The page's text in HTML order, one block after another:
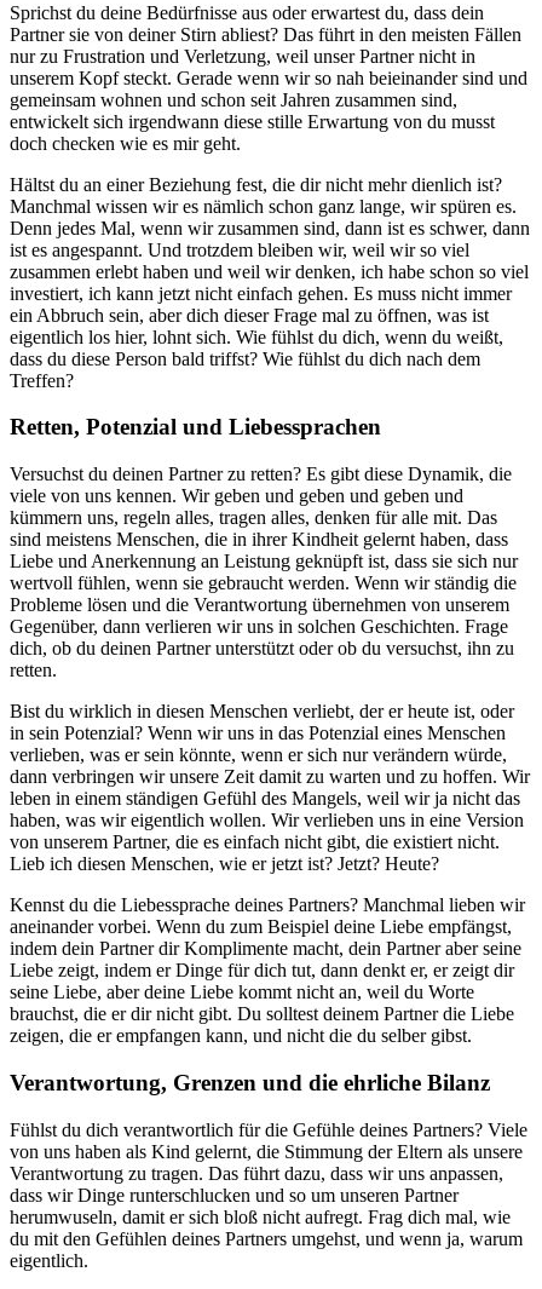
Sprichst du deine Bedürfnisse aus oder erwartest du, dass dein
Partner sie von deiner Stirn abliest? Das führt in den meisten Fällen
nur zu Frustration und Verletzung, weil unser Partner nicht in
unserem Kopf steckt. Gerade wenn wir so nah beieinander sind und
gemeinsam wohnen und schon seit Jahren zusammen sind,
entwickelt sich irgendwann diese stille Erwartung von du musst
doch checken wie es mir geht.
Hältst du an einer Beziehung fest, die dir nicht mehr dienlich ist?
Manchmal wissen wir es nämlich schon ganz lange, wir spüren es.
Denn jedes Mal, wenn wir zusammen sind, dann ist es schwer, dann
ist es angespannt. Und trotzdem bleiben wir, weil wir so viel
zusammen erlebt haben und weil wir denken, ich habe schon so viel
investiert, ich kann jetzt nicht einfach gehen. Es muss nicht immer
ein Abbruch sein, aber dich dieser Frage mal zu öffnen, was ist
eigentlich los hier, lohnt sich. Wie fühlst du dich, wenn du weißt,
dass du diese Person bald triffst? Wie fühlst du dich nach dem
Treffen?
Retten, Potenzial und Liebessprachen
Versuchst du deinen Partner zu retten? Es gibt diese Dynamik, die
viele von uns kennen. Wir geben und geben und geben und
kümmern uns, regeln alles, tragen alles, denken für alle mit. Das
sind meistens Menschen, die in ihrer Kindheit gelernt haben, dass
Liebe und Anerkennung an Leistung geknüpft ist, dass sie sich nur
wertvoll fühlen, wenn sie gebraucht werden. Wenn wir ständig die
Probleme lösen und die Verantwortung übernehmen von unserem
Gegenüber, dann verlieren wir uns in solchen Geschichten. Frage
dich, ob du deinen Partner unterstützt oder ob du versuchst, ihn zu
retten.
Bist du wirklich in diesen Menschen verliebt, der er heute ist, oder
in sein Potenzial? Wenn wir uns in das Potenzial eines Menschen
verlieben, was er sein könnte, wenn er sich nur verändern würde,
dann verbringen wir unsere Zeit damit zu warten und zu hoffen. Wir
leben in einem ständigen Gefühl des Mangels, weil wir ja nicht das
haben, was wir eigentlich wollen. Wir verlieben uns in eine Version
von unserem Partner, die es einfach nicht gibt, die existiert nicht.
Lieb ich diesen Menschen, wie er jetzt ist? Jetzt? Heute?
Kennst du die Liebessprache deines Partners? Manchmal lieben wir
aneinander vorbei. Wenn du zum Beispiel deine Liebe empfängst,
indem dein Partner dir Komplimente macht, dein Partner aber seine
Liebe zeigt, indem er Dinge für dich tut, dann denkt er, er zeigt dir
seine Liebe, aber deine Liebe kommt nicht an, weil du Worte
brauchst, die er dir nicht gibt. Du solltest deinem Partner die Liebe
zeigen, die er empfangen kann, und nicht die du selber gibst.
Verantwortung, Grenzen und die ehrliche Bilanz
Fühlst du dich verantwortlich für die Gefühle deines Partners? Viele
von uns haben als Kind gelernt, die Stimmung der Eltern als unsere
Verantwortung zu tragen. Das führt dazu, dass wir uns anpassen,
dass wir Dinge runterschlucken und so um unseren Partner
herumwuseln, damit er sich bloß nicht aufregt. Frag dich mal, wie
du mit den Gefühlen deines Partners umgehst, und wenn ja, warum
eigentlich.